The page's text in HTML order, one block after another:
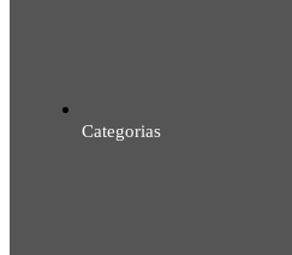
Categorias